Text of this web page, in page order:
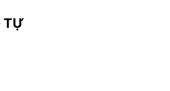
TỰ